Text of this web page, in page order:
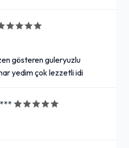
gösteren guleryuzlu
yedim çok lezzetli idi